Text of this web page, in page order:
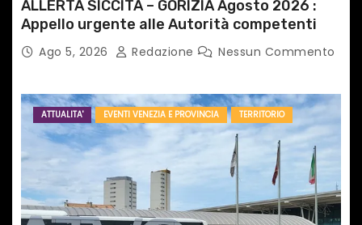
ALLERTA SICCITÀ – GORIZIA Agosto 2026 :
Appello urgente alle Autorità competenti
Ago 5, 2026 Redazione Nessun Commento
ATTUALITA' EVENTI VENEZIA E PROVINCIA TERRITORIO